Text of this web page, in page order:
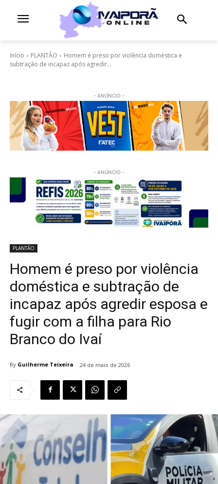
Início PLANTÃO
Homem é preso por violência doméstica e
subtração de incapaz após agredir...
- ANÚNCIO -
- ANÚNCIO -
PLANTÃO
Homem é preso por violência
doméstica e subtração de
incapaz após agredir esposa e
fugir com a filha para Rio
Branco do Ivaí
By Guilherme Teixeira 24 de maio de 2026